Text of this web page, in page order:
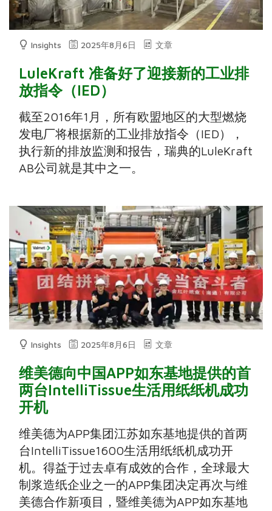
Insights 2025年8月6日 文章
LuleKraft 准备好了迎接新的工业排
放指令（IED）
截至2016年1月，所有欧盟地区的大型燃烧
发电厂将根据新的工业排放指令（IED），
执行新的排放监测和报告，瑞典的LuleKraft
AB公司就是其中之一。
Insights 2025年8月6日 文章
维美德向中国APP如东基地提供的首
两台IntelliTissue生活用纸纸机成功
开机
维美德为APP集团江苏如东基地提供的首两
台IntelliTissue1600生活用纸纸机成功开
机。得益于过去卓有成效的合作，全球最大
制浆造纸企业之一的APP集团决定再次与维
美德合作新项目，暨维美德为APP如东基地